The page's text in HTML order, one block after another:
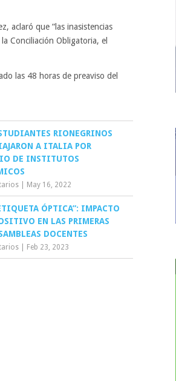
aclaró que “las inasistencias
Conciliación Obligatoria, el
las 48 horas de preaviso del
RIONEGRINOS
A ITALIA POR
DE INSTITUTOS
May 16, 2022
ÓPTICA”: IMPACTO
EN LAS PRIMERAS
DOCENTES
Feb 23, 2023